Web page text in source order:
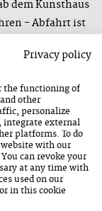
dem Kunsthaus
- Abfahrt ist
leogang.at, Tel.
Privacy policy
the functioning of
other
personalize
integrate external
platforms. To do
with our
can revoke your
at any time with
used on our
or in this cookie